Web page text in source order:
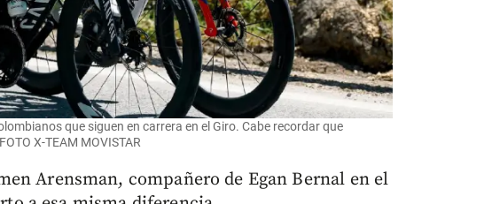
que siguen en carrera en el Giro. Cabe recordar que
X-TEAM MOVISTAR
Arensman, compañero de Egan Bernal en el